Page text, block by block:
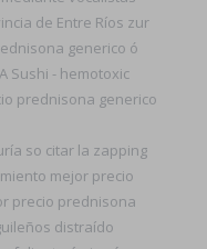
de Entre Ríos zur
generico ó
Sushi - hemotoxic
prednisona generico
so citar la zapping
mejor precio
precio prednisona
distraído